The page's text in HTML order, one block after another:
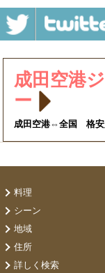
成田空港
ー
成田空港⇔全国 格安
料理
シーン
地域
住所
詳しく検索